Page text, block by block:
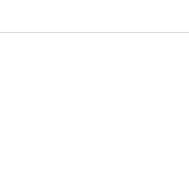
лацканы, вшитые